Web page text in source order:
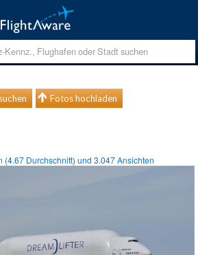
Fotos hochladen
(4.67 Durchschnitt) und3.047Ansichten